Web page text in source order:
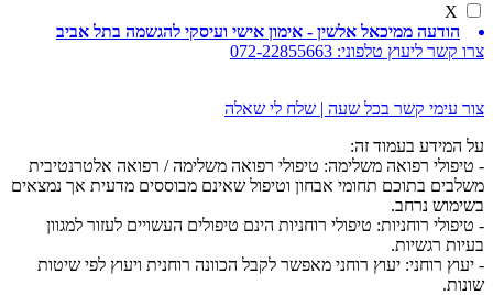
X
הודעה ממיכאל אלשין - אימון אישי ועיסקי להגשמה בתל אביב
צרו קשר ליעוץ טלפוני: 072-22855663
צור עימי קשר בכל שעה | שלח לי שאלה
על המידע בעמוד זה:
- טיפולי רפואה משלימה: טיפולי רפואה משלימה / רפואה אלטרנטיבית
משלבים בתוכם תחומי אבחון וטיפול שאינם מבוססים מדעית אך נמצאים
בשימוש נרחב.
- טיפולי רוחניות: טיפולי רוחניות הינם טיפולים העשויים לעזור למגוון
בעיות רגשיות.
- יעוץ רוחני: יעוץ רוחני מאפשר לקבל הכוונה רוחנית ויעוץ לפי שיטות
שונות.